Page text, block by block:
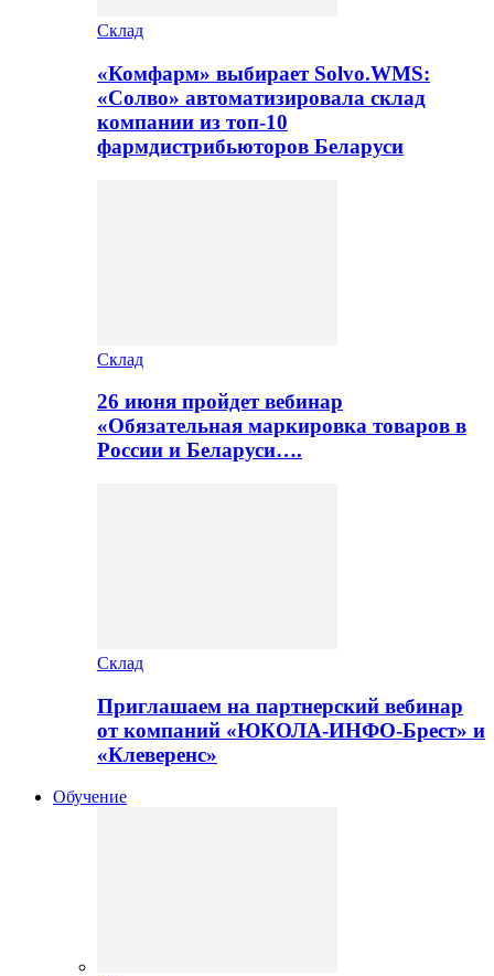
Склад
«Комфарм» выбирает Solvo.WMS:
«Солво» автоматизировала склад
компании из топ-10
фармдистрибьюторов Беларуси
Склад
26 июня пройдет вебинар
«Обязательная маркировка товаров в
России и Беларуси….
Склад
Приглашаем на партнерский вебинар
от компаний «ЮКОЛА-ИНФО-Брест» и
«Клеверенс»
Обучение